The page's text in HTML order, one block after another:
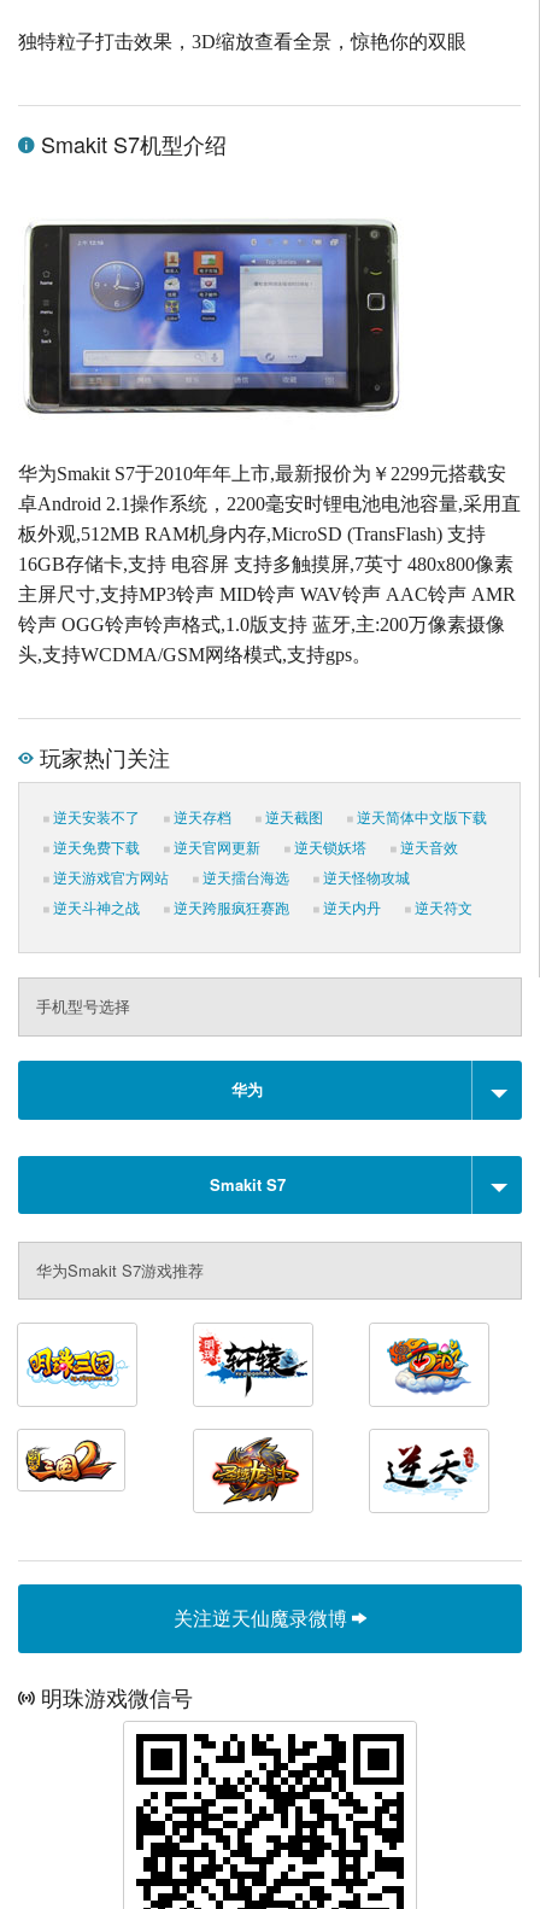
独特粒子打击效果， 3D缩放查看全景，惊艳你的双眼
Smakit S7机型介绍
华为Smakit S7于2010年年上市,最新报价为￥2299元搭载安
卓Android 2.1操作系统，2200毫安时锂电池电池容量,采用直
板外观,512MB RAM机身内存,MicroSD (TransFlash) 支持
16GB存储卡,支持 电容屏 支持多触摸屏,7英寸 480x800像素
主屏尺寸,支持MP3铃声 MID铃声 WAV铃声 AAC铃声 AMR
铃声 OGG铃声铃声格式,1.0版支持 蓝牙,主:200万像素摄像
头,支持WCDMA/GSM网络模式,支持gps。
玩家热门关注
逆天安装不了 逆天存档 逆天截图
逆天简体中文版下载
逆天免费下载
逆天官网更新 逆天锁妖塔
逆天音效
逆天游戏官方网站
逆天擂台海选
逆天怪物攻城
逆天斗神之战
逆天跨服疯狂赛跑 逆天内丹 逆天符文
手机型号选择
华为
Smakit S7
华为Smakit S7游戏推荐
关注逆天仙魔录微博
明珠游戏微信号